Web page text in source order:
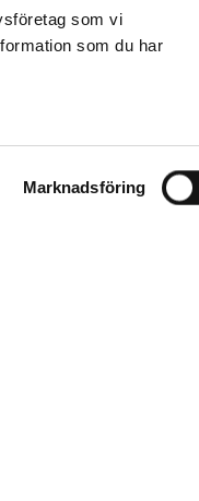
som vi
som du har
Marknadsföring